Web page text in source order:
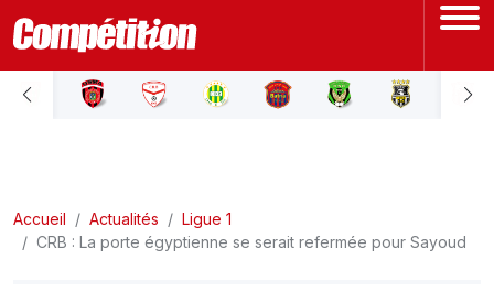
ACCUEIL
LIGUE 2
Accueil Actualités
Ligue 1
CRB : La porte égyptienne se serait refermée pour Sayoud